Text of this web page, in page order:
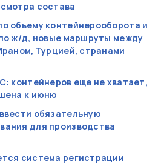
состава
объему контейнерооборота и
ж/д, новые маршруты между
Турцией, странами
контейнеров еще не хватает,
к июню
обязательную
для производства
система регистрации